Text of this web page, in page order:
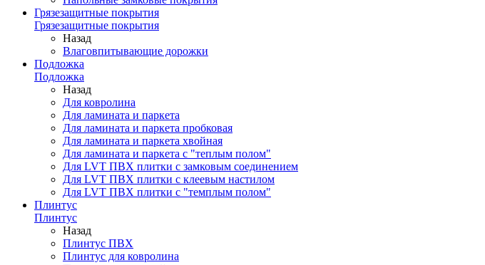
Грязезащитные покрытия
Грязезащитные покрытия
Назад
Влаговпитывающие дорожки
Подложка
Подложка
Назад
Для ковролина
Для ламината и паркета
Для ламината и паркета пробковая
Для ламината и паркета хвойная
Для ламината и паркета с "теплым полом"
Для LVT ПВХ плитки с замковым соединением
Для LVT ПВХ плитки с клеевым настилом
Для LVT ПВХ плитки с "темплым полом"
Плинтус
Плинтус
Назад
Плинтус ПВХ
Плинтус для ковролина